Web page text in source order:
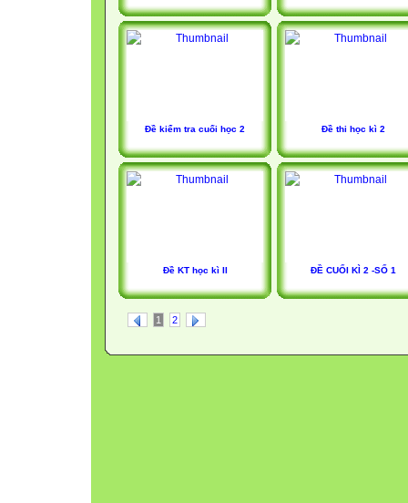
Đề kiểm tra cuối học 2 Đề thi học kì 2
Đề KT học kì II ĐỀ CUỐI KÌ 2 -SỐ 1
1 2